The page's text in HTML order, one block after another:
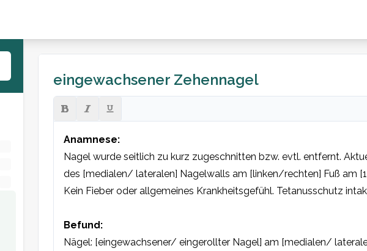
eingewachsener Zehennagel
Anamnese:
Nagel wurde seitlich zu kurz zugeschnitten bzw. evtl. entfernt.
des [medialen/ lateralen] Nagelwalls am [linken/rechten] Fuß am
Kein Fieber oder allgemeines Krankheitsgefühl. Tetanusschutz
Befund:
Nägel: [eingewachsener/ eingerollter Nagel] am [medialen/